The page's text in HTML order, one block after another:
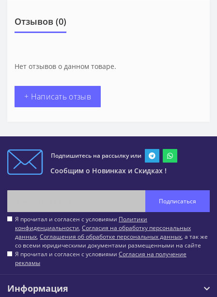
Отзывов (0)
Нет отзывов о данном товаре.
+ Написать отзыв
Подпишитесь на рассылку или
Сообщим о Новинках и Скидках !
Подписаться
Я прочитал и согласен с условиями Политики
конфиденциальности, Согласия на обработку персональных
данных, Соглашения об обработке персональных данных, а так же
со всеми юридическими документами размещенными на сайте
Я прочитал и согласен с условиями Согласия на получение
рекламы
Информация